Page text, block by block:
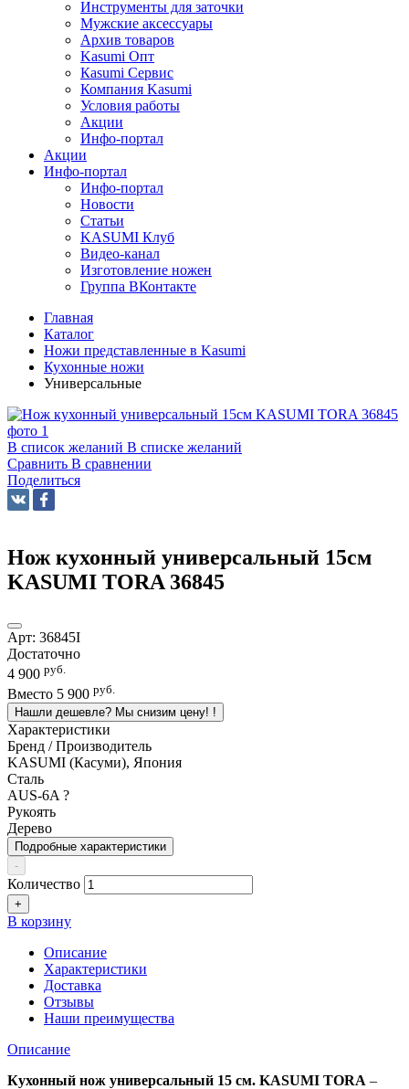
Инструменты для заточки
Мужские аксессуары
Архив товаров
Kasumi Опт
Кasumi Сервис
Компания Kasumi
Условия работы
Акции
Инфо-портал
Акции
Инфо-портал
Инфо-портал
Новости
Статьи
KASUMI Клуб
Видео-канал
Изготовление ножен
Группа ВКонтакте
Главная
Каталог
Ножи представленные в Kasumi
Кухонные ножи
Универсальные
В список желаний В списке желаний
Сравнить В сравнении
Поделиться
Нож кухонный универсальный 15см
KASUMI TORA 36845
Арт: 36845I
Достаточно
4 900 руб.
Вместо 5 900 руб.
Нашли дешевле? Мы снизим цену! !
Характеристики
Бренд / Производитель
KASUMI (Касуми), Япония
Сталь
AUS-6A ?
Рукоять
Дерево
Подробные характеристики
-
Количество
+
В корзину
Описание
Характеристики
Доставка
Отзывы
Наши преимущества
Описание
Кухонный нож универсальный 15 см. KASUMI TORA –